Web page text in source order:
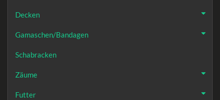
Decken
Gamaschen/Bandagen
Schabracken
Zäume
Futter